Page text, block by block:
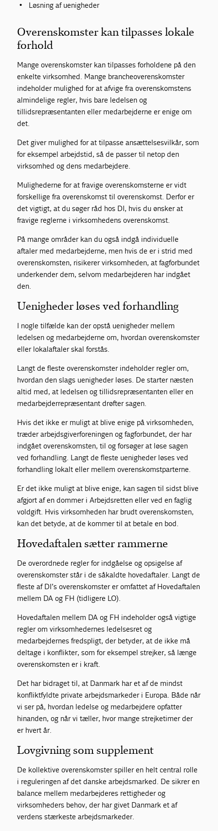
Løsning af uenigheder
Overenskomster kan tilpasses lokale
forhold
Mange overenskomster kan tilpasses forholdene på den
enkelte virksomhed. Mange brancheoverenskomster
indeholder mulighed for at afvige fra overenskomstens
almindelige regler, hvis bare ledelsen og
tillidsrepræsentanten eller medarbejderne er enige om
det.
Det giver mulighed for at tilpasse ansættelsesvilkår, som
for eksempel arbejdstid, så de passer til netop den
virksomhed og dens medarbejdere.
Mulighederne for at fravige overenskomsterne er vidt
forskellige fra overenskomst til overenskomst. Derfor er
det vigtigt, at du søger råd hos DI, hvis du ønsker at
fravige reglerne i virksomhedens overenskomst.
På mange områder kan du også indgå individuelle
aftaler med medarbejderne, men hvis de er i strid med
overenskomsten, risikerer virksomheden, at fagforbundet
underkender dem, selvom medarbejderen har indgået
den.
Uenigheder løses ved forhandling
I nogle tilfælde kan der opstå uenigheder mellem
ledelsen og medarbejderne om, hvordan overenskomster
eller lokalaftaler skal forstås.
Langt de fleste overenskomster indeholder regler om,
hvordan den slags uenigheder løses. De starter næsten
altid med, at ledelsen og tillidsrepræsentanten eller en
medarbejderrepræsentant drøfter sagen.
Hvis det ikke er muligt at blive enige på virksomheden,
træder arbejdsgiverforeningen og fagforbundet, der har
indgået overenskomsten, til og forsøger at løse sagen
ved forhandling. Langt de fleste uenigheder løses ved
forhandling lokalt eller mellem overenskomstparterne.
Er det ikke muligt at blive enige, kan sagen til sidst blive
afgjort af en dommer i Arbejdsretten eller ved en faglig
voldgift. Hvis virksomheden har brudt overenskomsten,
kan det betyde, at de kommer til at betale en bod.
Hovedaftalen sætter rammerne
De overordnede regler for indgåelse og opsigelse af
overenskomster står i de såkaldte hovedaftaler. Langt de
fleste af DI’s overenskomster er omfattet af Hovedaftalen
mellem DA og FH (tidligere LO).
Hovedaftalen mellem DA og FH indeholder også vigtige
regler om virksomhedernes ledelsesret og
medarbejdernes fredspligt, der betyder, at de ikke må
deltage i konflikter, som for eksempel strejker, så længe
overenskomsten er i kraft.
Det har bidraget til, at Danmark har et af de mindst
konfliktfyldte private arbejdsmarkeder i Europa. Både når
vi ser på, hvordan ledelse og medarbejdere opfatter
hinanden, og når vi tæller, hvor mange strejketimer der
er hvert år.
Lovgivning som supplement
De kollektive overenskomster spiller en helt central rolle
i reguleringen af det danske arbejdsmarked. De sikrer en
balance mellem medarbejderes rettigheder og
virksomheders behov, der har givet Danmark et af
verdens stærkeste arbejdsmarkeder.